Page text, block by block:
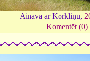
Ainava ar Korkliņu,
Komentēt (0)